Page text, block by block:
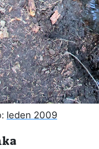
leden 2009